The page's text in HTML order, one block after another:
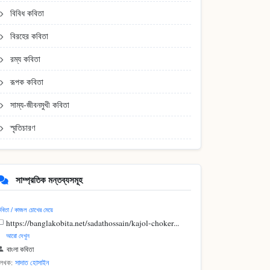
বিবিধ কবিতা
বিরহের কবিতা
রম্য কবিতা
রূপক কবিতা
সাম্য-জীবনমুখী কবিতা
স্মৃতিচারণ
সাম্প্রতিক মন্তব্যসমূহ
/ কাজল চোখের মেয়ে
https://banglakobita.net/sadathossain/kajol-choker...
আরো দেখুন
বাংলা কবিতা
সাদাত হোসাইন